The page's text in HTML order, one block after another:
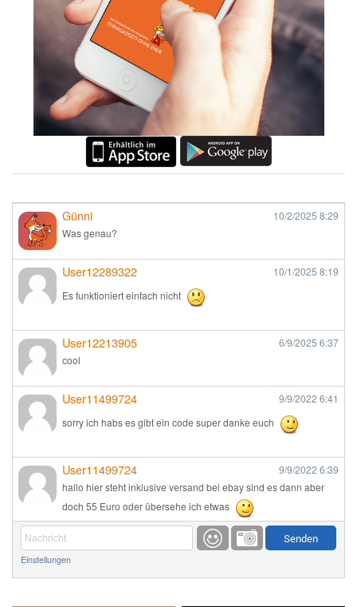
Günni 10/2/2025 8:29
Was genau?
User12289322 10/1/2025 8:19
Es funktioniert einfach nicht
User12213905 6/9/2025 6:37
cool
User11499724 9/9/2022 6:41
sorry ich habs es gibt ein code super danke euch
User11499724 9/9/2022 6:39
hallo hier steht inklusive versand bei ebay sind es dann aber
doch 55 Euro oder übersehe ich etwas
Günni 9/1/20226:17
Einstellungen